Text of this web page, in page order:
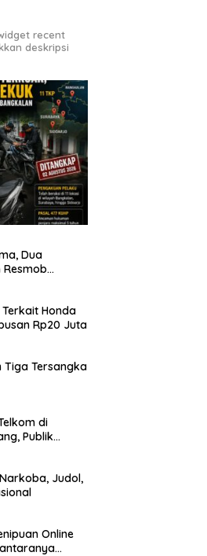
recent
deskripsi
Dua
Resmob
Honda
Rp20 Juta
Tiga Tersangka
di
Publik
Judol,
Online